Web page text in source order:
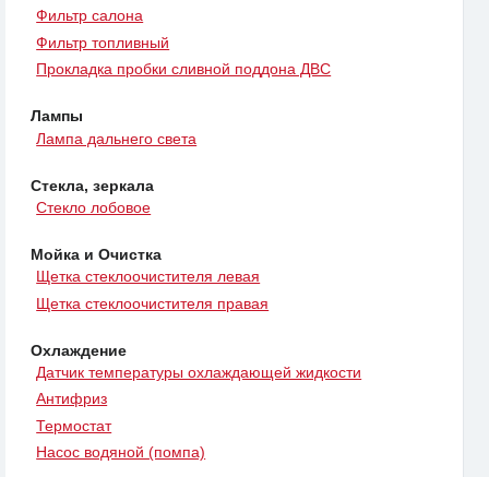
Фильтр салона
Фильтр топливный
Прокладка пробки сливной поддона ДВС
Лампы
Лампа дальнего света
Стекла, зеркала
Стекло лобовое
Мойка и Очистка
Щетка стеклоочистителя левая
Щетка стеклоочистителя правая
Охлаждение
Датчик температуры охлаждающей жидкости
Антифриз
Термостат
Насос водяной (помпа)